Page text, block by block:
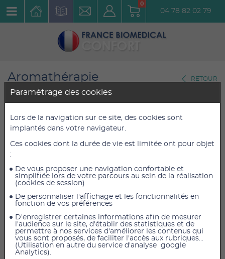
0
04 78 82 02 79
Aromathérapie
Diffuseurs
RETOUR
Humidificateur d'air LB45
Beurer
Réf. : 681.07
82,80 € TTC
69,00 €HT
82,80 € TTC
AJOUTER AU PANIER
Humidificateur d'air LB45 Beurer
Paramétrage des cookies
Lors de la navigation sur ce site, des cookies sont
implantés dans votre navigateur.
Ces cookies dont la durée de vie est limitée ont pour objet
:
De vous proposer une navigation confortable et
simplifiée lors de votre parcours au sein de la réalisation
(cookies de session)
De personnaliser l'affichage et les fonctionnalités en
fonction de vos préférences
D'enregistrer certaines informations afin de mesurer
l'audience sur le site, d'établir des statistiques et de
permettre à nos services d'améliorer les contenus qui
vous sont proposés, de faciliter l'accès aux rubriques...
(Utilisation en autre du service d'analyse google
Analytics).